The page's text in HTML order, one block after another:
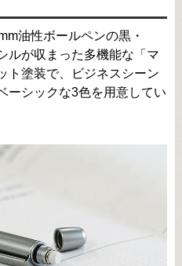
油性ボールペンの黒・
ルが収まった多機能な「マ
ト塗装で、ビジネスシーン
ーシックな3色を用意してい